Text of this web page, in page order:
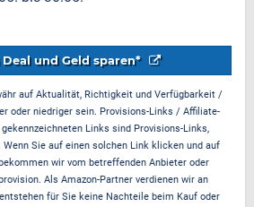
und Geld sparen*
auf Aktualität, Richtigkeit und Verfügbarkeit /
oder niedriger sein. Provisions-Links / Affiliate-
Links sind Provisions-Links,
Sie auf einen solchen Link klicken und auf
wir vom betreffenden Anbieter oder
Als Amazon-Partner verdienen wir an
für Sie keine Nachteile beim Kauf oder